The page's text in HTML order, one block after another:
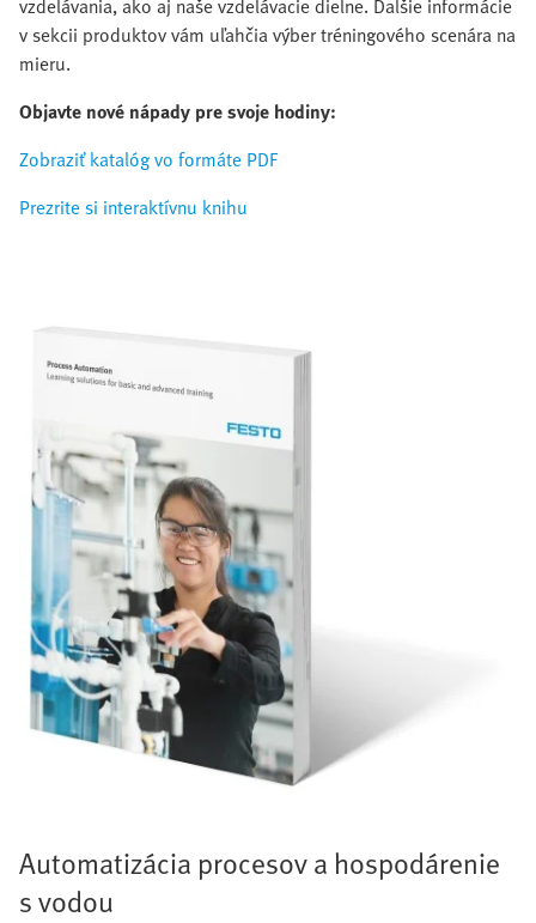
v sekcii produktov vám uľahčia výber tréningového scenára na
mieru.
Objavte nové nápady pre svoje hodiny:
Zobraziť katalóg vo formáte PDF
Prezrite si interaktívnu knihu
Automatizácia procesov a hospodárenie
s vodou